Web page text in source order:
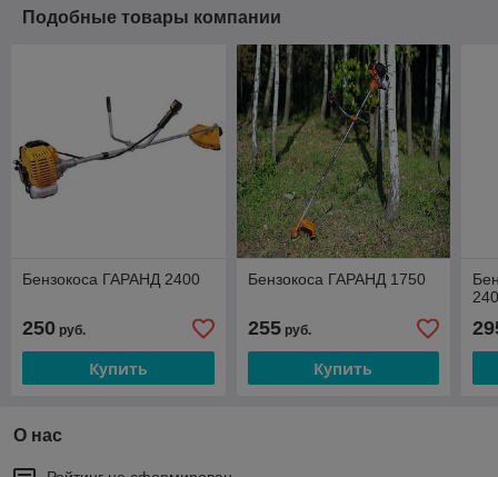
Подобные товары компании
Бензокоса ГАРАНД 2400
250 руб.
Купить
Бензокоса ГАРАНД 1750
255руб.
Купить
О нас